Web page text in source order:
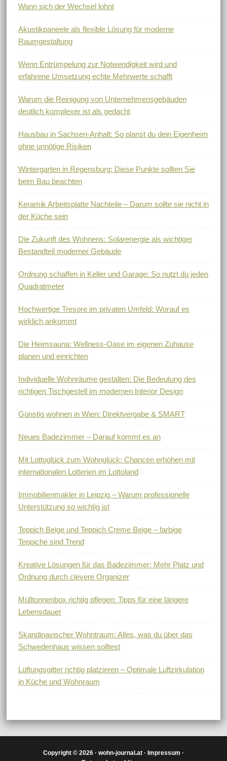
Wann sich der Wechsel lohnt
Akustikpaneele als flexible Lösung für moderne
Raumgestaltung
Wenn Entrümpelung zur Notwendigkeit wird und
erfahrene Umsetzung echte Mehrwerte schafft
Warum die Reinigung von Unternehmensgebäuden
deutlich komplexer ist als gedacht
Hausbau in Sachsen-Anhalt: So planst du dein Eigenheim
ohne unnötige Risiken
Wintergarten in Regensburg: Diese Punkte sollten Sie
beim Bau beachten
Keramik Arbeitsplatte Nachteile – Darum sollte sie nicht in
der Küche sein
Die Zukunft des Wohnens: Solarenergie als wichtiger
Bestandteil moderner Gebäude
Ordnung schaffen in Keller und Garage: So nutzt du jeden
Quadratmeter
Hochwertige Tresore im privaten Umfeld: Worauf es
wirklich ankommt
Die Heimsauna: Wellness-Oase im eigenen Zuhause
planen und einrichten
Individuelle Wohnräume gestalten: Die Bedeutung des
richtigen Tischgestell im modernen Interior Design
Günstig wohnen in Wien: Direktvergabe & SMART
Neues Badezimmer – Darauf kommt es an
Mit Lottoglück zum Wohnglück: Chancen erhöhen mit
internationalen Lotterien im Lottoland
Immobilienmakler in Leipzig – Warum professionelle
Unterstützung so wichtig ist
Teppich Beige und Teppich Creme Beige – farbige
Teppiche sind Trend
Kreative Lösungen für das Badezimmer: Mehr Platz und
Ordnung durch clevere Organizer
Mülltonnenbox richtig pflegen: Tipps für eine längere
Lebensdauer
Skandinavischer Wohntraum: Alles, was du über das
Schwedenhaus wissen solltest
Lüftungsgitter richtig platzieren – Optimale Luftzirkulation
in Küche und Wohnraum
Copyright © 2026 · wohn-journal.at · Impressum ·